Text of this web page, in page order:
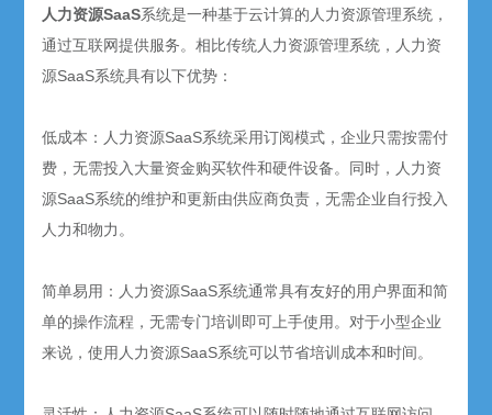
人力资源SaaS系统是一种基于云计算的人力资源管理系统，
通过互联网提供服务。相比传统人力资源管理系统，人力资
源SaaS系统具有以下优势：
低成本：人力资源SaaS系统采用订阅模式，企业只需按需付
费，无需投入大量资金购买软件和硬件设备。同时，人力资
源SaaS系统的维护和更新由供应商负责，无需企业自行投入
人力和物力。
简单易用：人力资源SaaS系统通常具有友好的用户界面和简
单的操作流程，无需专门培训即可上手使用。对于小型企业
来说，使用人力资源SaaS系统可以节省培训成本和时间。